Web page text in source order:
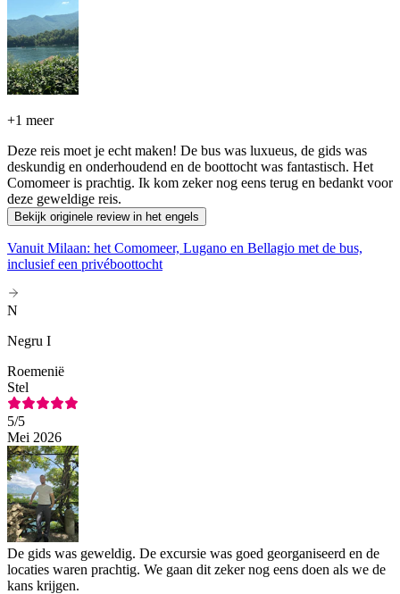
+1 meer
Deze reis moet je echt maken! De bus was luxueus, de gids was
deskundig en onderhoudend en de boottocht was fantastisch. Het
Comomeer is prachtig. Ik kom zeker nog eens terug en bedankt voor
deze geweldige reis.
Bekijk originele review in het engels
Vanuit Milaan: het Comomeer, Lugano en Bellagio met de bus,
inclusief een privéboottocht
N
Negru I
Roemenië
Stel
5/5
Mei 2026
De gids was geweldig. De excursie was goed georganiseerd en de
locaties waren prachtig. We gaan dit zeker nog eens doen als we de
kans krijgen.